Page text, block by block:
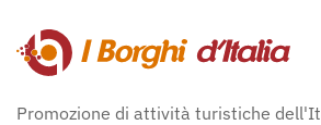
Promozione di attività turistiche